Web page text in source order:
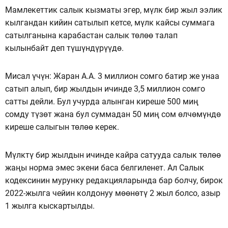
Мамлекеттик салык кызматы эгер, мүлк бир жыл ээлик
кылгандан кийин сатылып кетсе, мүлк кайсы суммага
сатылганына карабастан салык төлөө талап
кылынбайт деп түшүндүрүүдө.
Мисал үчүн: Жаран А.А. 3 миллион сомго батир же унаа
сатып алып, бир жылдын ичинде 3,5 миллион сомго
сатты дейли. Бул учурда алынган киреше 500 миң
сомду түзөт жана бул суммадан 50 миң сом өлчөмүндө
киреше салыгын төлөө керек.
Мүлктү бир жылдын ичинде кайра сатууда салык төлөө
жаңы норма эмес экени баса белгиленет. Ал Салык
кодексинин мурунку редакцияларында бар болчу, бирок
2022-жылга чейин колдонуу мөөнөтү 2 жыл болсо, азыр
1 жылга кыскартылды.